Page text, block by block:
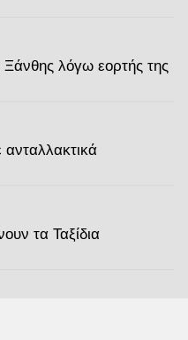
Ξάνθης λόγω εορτής της
τα Ταξίδια